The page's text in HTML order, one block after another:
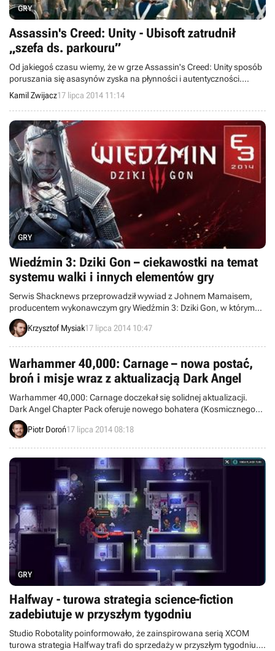
GRY
Assassin's Creed: Unity - Ubisoft zatrudnił
„szefa ds. parkouru”
Od jakiegoś czasu wiemy, że w grze Assassin's Creed: Unity sposób
poruszania się asasynów zyska na płynności i autentyczności.
Okazało się, że nad tym elementem czuwa słynny free runner
Michael „Frosti” Zernow, który został „szefem ds. parkouru” w firmie
Ubisoft.
Kamil Zwijacz17 lipca 2014 11:14
GRY
Wiedźmin 3: Dziki Gon – ciekawostki na temat
systemu walki i innych elementów gry
Serwis Shacknews przeprowadził wywiad z Johnem Mamaisem,
producentem wykonawczym gry Wiedźmin 3: Dziki Gon, w którym
padło kilka ciekawostek na temat wspomnianego cRPG-a studia CD
Projekt RED. Dotyczą one przede wszystkim systemu walki.
Krzysztof Mysiak17 lipca 2014 10:47
Warhammer 40,000: Carnage – nowa postać,
broń i misje wraz z aktualizacją Dark Angel
Warhammer 40,000: Carnage doczekał się solidnej aktualizacji.
Dark Angel Chapter Pack oferuje nowego bohatera (Kosmicznego
Marine z zakonu Dark Angels), broń (Plasma Gun), misje oraz masę
dodatkowego wyposażenia. Aby odblokować update, trzeba jednak
Piotr Doroń17 lipca 2014 08:18
GRY
Halfway - turowa strategia science-fiction
zadebiutuje w przyszłym tygodniu
Studio Robotality poinformowało, że zainspirowana serią XCOM
turowa strategia Halfway trafi do sprzedaży w przyszłym tygodniu.